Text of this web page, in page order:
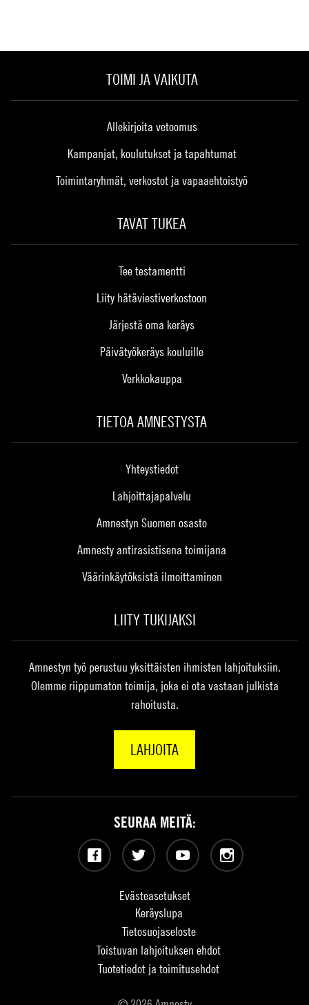
TOIMI JA VAIKUTA
Allekirjoita vetoomus
Kampanjat, koulutukset ja tapahtumat
Toimintaryhmät, verkostot ja vapaaehtoistyö
TAVAT TUKEA
Tee testamentti
Liity hätäviestiverkostoon
Järjestä oma keräys
Päivätyökeräys kouluille
Verkkokauppa
TIETOA AMNESTYSTA
Yhteystiedot
Lahjoittajapalvelu
Amnestyn Suomen osasto
Amnesty antirasistisena toimijana
Väärinkäytöksistä ilmoittaminen
LIITY TUKIJAKSI
Amnestyn työ perustuu yksittäisten ihmisten lahjoituksiin.
Olemme riippumaton toimija, joka ei ota vastaan julkista
rahoitusta.
LAHJOITA
Evästeasetukset
Keräyslupa
Tietosuojaseloste
Toistuvan lahjoituksen ehdot
Tuotetiedot ja toimitusehdot
SEURAA MEITÄ:
Facebook Twitter YouTubeInstagram